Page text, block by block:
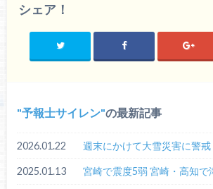
シェア！
予報士サイレン の最新記事
2026.01.22 週末にかけて大雪災害に警戒
2025.01.13 宮崎で震度5弱 宮崎・高知で